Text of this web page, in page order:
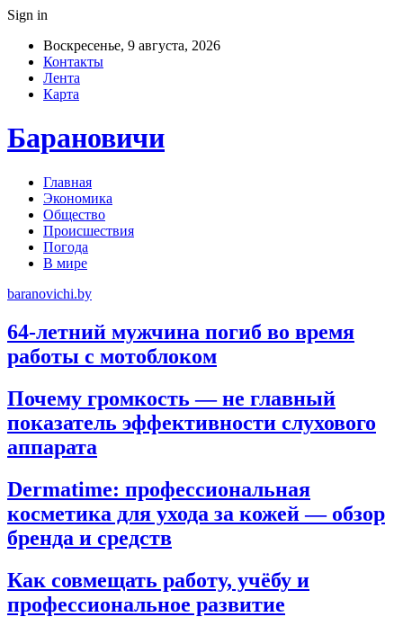
Sign in
Воскресенье, 9 августа, 2026
Контакты
Лента
Карта
Барановичи
Главная
Экономика
Общество
Происшествия
Погода
В мире
baranovichi.by
64-летний мужчина погиб во время
работы с мотоблоком
Почему громкость — не главный
показатель эффективности слухового
аппарата
Dermatime: профессиональная
косметика для ухода за кожей — обзор
бренда и средств
Как совмещать работу, учёбу и
профессиональное развитие